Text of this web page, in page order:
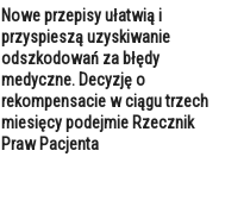
Nowe przepisy ułatwią i
przyspieszą uzyskiwanie
odszkodowań za błędy
medyczne. Decyzję o
rekompensacie w ciągu trzech
miesięcy podejmie Rzecznik
Praw Pacjenta